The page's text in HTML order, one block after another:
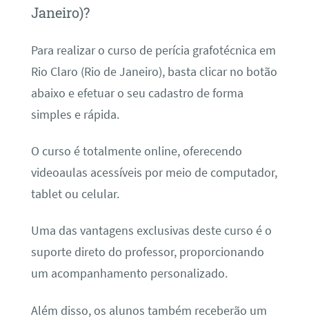
Janeiro)?
Para realizar o curso de perícia grafotécnica em
Rio Claro (Rio de Janeiro), basta clicar no botão
abaixo e efetuar o seu cadastro de forma
simples e rápida.
O curso é totalmente online, oferecendo
videoaulas acessíveis por meio de computador,
tablet ou celular.
Uma das vantagens exclusivas deste curso é o
suporte direto do professor, proporcionando
um acompanhamento personalizado.
Além disso, os alunos também receberão um